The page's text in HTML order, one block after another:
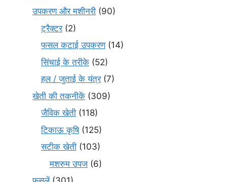
उपकरण और मशीनरी (90)
ट्रैक्टर(2)
फसल कटाई उपकरण(14)
सिंचाई के तरीके (52)
हल / जुताई के यंत्र(7)
खेती की तकनीकें (309)
जैविक खेती (118)
टिकाऊ कृषि(125)
सटीक खेती (103)
मशरुम उपज (6)